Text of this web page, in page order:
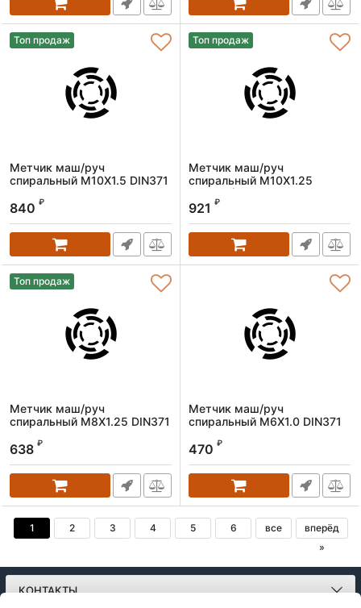
Топ продаж
Метчик маш/руч
спиральный M10X1.5 DIN371
Артикул:
840 ₽
Топ продаж
Метчик маш/руч
спиральный M10X1.25
DIN371 (HSS-Co)
Артикул:
921 ₽
Топ продаж
Метчик маш/руч
спиральный M8X1.25 DIN371
Артикул:
638 ₽
Метчик маш/руч
спиральный M6X1.0 DIN371
Артикул:
470 ₽
1 2 3 4 5 6 все
вперёд
»
КОНТАКТЫ